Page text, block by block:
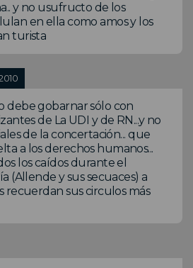
y no usufructo de los
en ella como amos y los
turista
debe gobarnar sólo con
de La UDI y de RN...y no
de la concertación... que
a los derechos humanos...
los caídos durante el
(Allende y sus secuaces) a
recuerdan sus circulos más